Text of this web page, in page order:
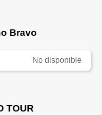
Bravo
No disponible
TOUR